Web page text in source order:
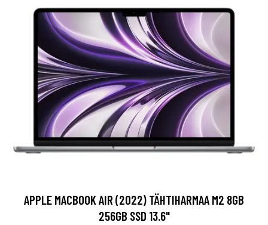
APPLE MACBOOK AIR (2022) TÄHTIHARMAA M2 8GB
256GB SSD 13.6"